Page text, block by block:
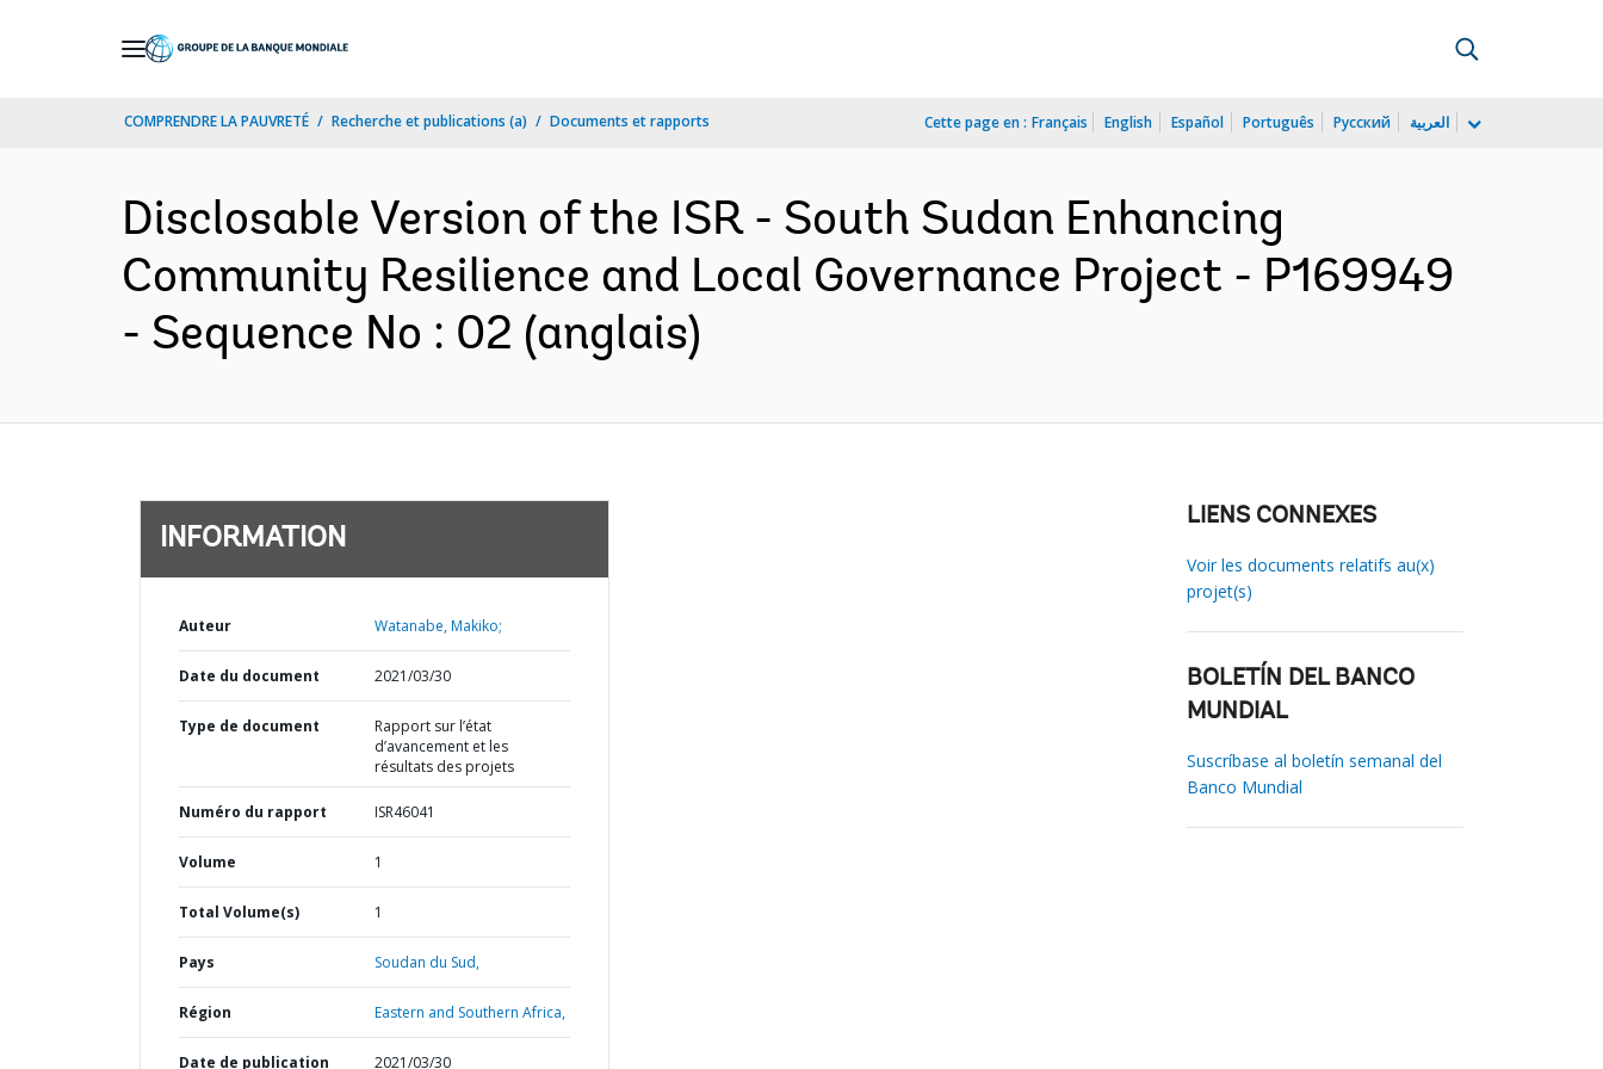
COMPRENDRE LA PAUVRETÉ Recherche et publications (a) Documents et rapports Cette page en : Français English Español Português Русский العربية
Disclosable Version of the ISR - South Sudan Enhancing
Community Resilience and Local Governance Project - P169949
- Sequence No : 02 (anglais)
INFORMATION
Auteur Watanabe, Makiko;
Date du document 2021/03/30
Type de document
Rapport sur l’état
d’avancement et les
résultats des projets
Numéro du rapport ISR46041
Volume 1
Total Volume(s) 1
Pays Soudan du Sud,
Région Eastern and Southern Africa,
Date de publication 2021/03/30
LIENS CONNEXES
Voir les documents relatifs au(x)
projet(s)
BOLETÍN DEL BANCO
MUNDIAL
Suscríbase al boletín semanal del
Banco Mundial